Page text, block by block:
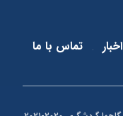
اخبار تماس با ما